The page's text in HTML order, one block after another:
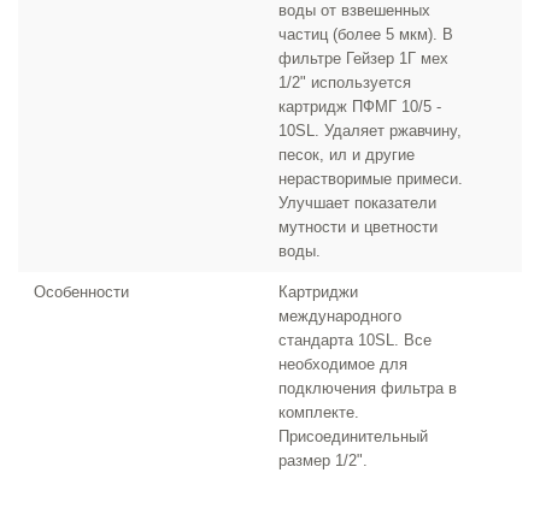
воды от взвешенных
частиц (более 5 мкм). В
фильтре Гейзер 1Г мех
1/2" используется
картридж ПФМГ 10/5 -
10SL. Удаляет ржавчину,
песок, ил и другие
нерастворимые примеси.
Улучшает показатели
мутности и цветности
воды.
Особенности
Картриджи
международного
стандарта 10SL. Все
необходимое для
подключения фильтра в
комплекте.
Присоединительный
размер 1/2".